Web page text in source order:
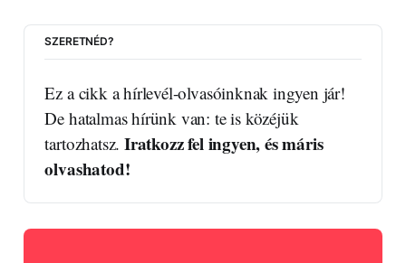
SZERETNÉD?
Ez a cikk a hírlevél-olvasóinknak ingyen jár!
De hatalmas hírünk van: te is közéjük
tartozhatsz. Iratkozz fel ingyen, és máris
olvashatod!